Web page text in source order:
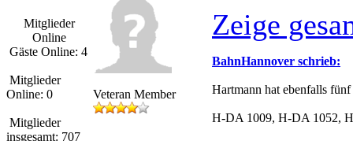
Mitglieder
Online
Gäste Online: 4
Mitglieder
Online: 0
Mitglieder
insgesamt: 707
Veteran Member
Zeige
BahnHannover schrieb:
Hartmann hat ebenfalls
H-DA 1009, H-DA 1052,